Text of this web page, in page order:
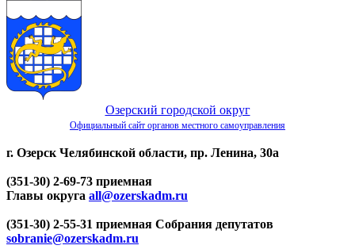
Озерский городской округ
Официальный сайт органов местного самоуправления
г. Озерск Челябинской области, пр. Ленина, 30а
(351-30) 2-69-73 приемная
Главы округа all@ozerskadm.ru
(351-30) 2-55-31 приемная Собрания депутатов
sobranie@ozerskadm.ru